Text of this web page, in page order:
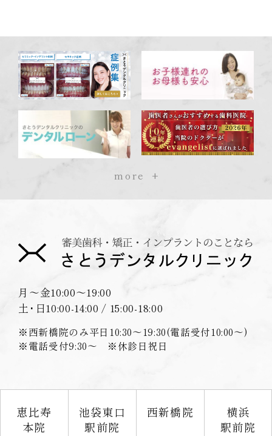
more
月〜金10:00〜19:00
土･日10:00-14:00 / 15:00-18:00
※西新橋院のみ平日10:30〜19:30(電話受付10:00〜)
※電話受付9:30〜 ※休診日祝日
恵比寿
本院
池袋東口
駅前院
西新橋院
横浜
駅前院